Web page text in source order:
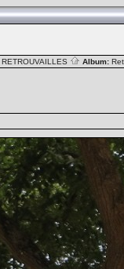
RETROUVAILLES Album: